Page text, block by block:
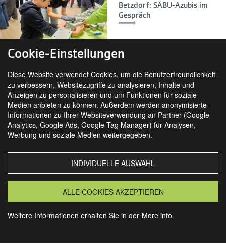
Betzdorf: SÄBU-Azubis im
Gespräch
SIE FINDEN UNS AUCH AUF
MORSBACH GRANSEE
Cookie-Einstellungen
Diese Website verwendet Cookies, um die Benutzerfreundlichkeit
zu verbessern, Websitezugriffe zu analysieren, Inhalte und
Anzeigen zu personalisieren und um Funktionen für soziale
Medien anbieten zu können. Außerdem werden anonymisierte
Informationen zu Ihrer Websiteverwendung an Partner (Google
Analytics, Google Ads, Google Tag Manager) für Analysen,
Werbung und soziale Medien weitergegeben.
INDIVIDUELLE AUSWAHL
ALLE COOKIES AKZEPTIEREN
Weitere Informationen erhalten Sie in der More info